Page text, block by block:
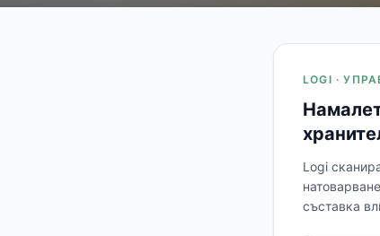
LOGI ·
Logi
съставка